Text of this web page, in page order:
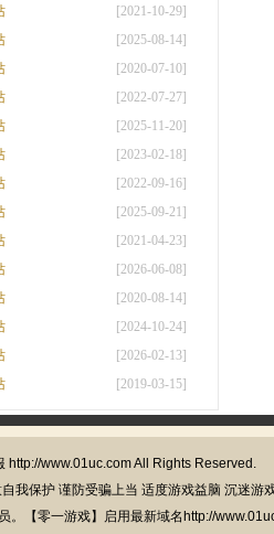
[2021-10-29]
[2025-08-14]
[2020-07-10]
[2022-07-27]
[2025-11-20]
[2023-02-18]
[2022-09-16]
[2025-09-21]
[2021-04-23]
[2026-06-08]
[2020-08-14]
[2024-10-24]
[2026-02-13]
[2019-03-15]
http://www.01uc.com All Rights Reserved.
我保护 谨防受骗上当 适度游戏益脑 沉迷游
。【零一游戏】启用最新域名http://